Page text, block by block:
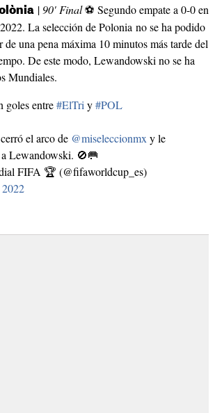
| 90' Final⚽ Segundo empate a 0-0 en
La selección de Polonia no se ha podido
de una pena máxima 10 minutos más tarde del
De este modo, Lewandowski no se ha
Mundiales.
goles entre#ElTri y#POL
el arco de @miseleccionmx y le
Lewandowski. 🚫🥅
FIFA 🏆 (@fifaworldcup_es)